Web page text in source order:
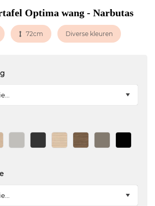
Optima wang - Narbutas
72cm Diverse kleuren